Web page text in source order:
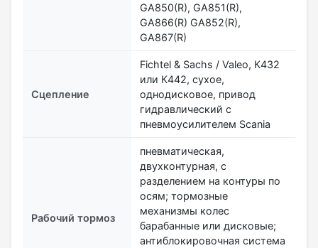
GA850(R), GA851(R),
GA866(R) GA852(R),
GA867(R)
Сцепление
Fichtel & Sachs / Valeo, К432
или К442, сухое,
однодисковое, привод
гидравлический с
пневмоусилителем Scania
Рабочий тормоз
пневматическая,
двухконтурная, с
разделением на контуры по
осям; тормозные
механизмы колес
барабанные или дисковые;
антиблокировочная система